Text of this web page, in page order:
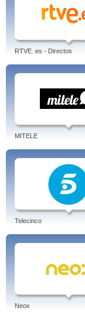
RTVE. es - Directos
MITELE
Telecinco
Neox